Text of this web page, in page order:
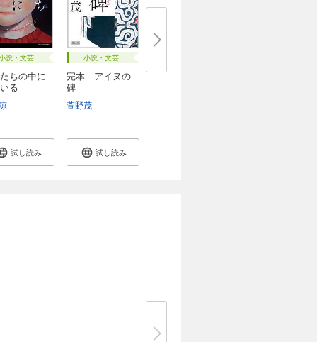
説・文芸
ちの中に
る
試し読み
小説・文芸
完本 アイヌの
碑
萱野茂
試し読み